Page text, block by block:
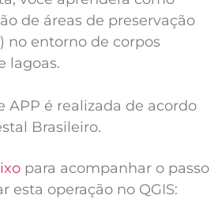
de áreas de preservação
no entorno de corpos
lagoas.
APP é realizada de acordo
Brasileiro.
para acompanhar o passo
esta operação no QGIS: